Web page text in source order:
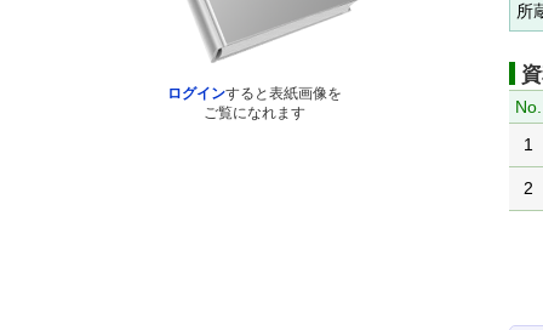
ログインすると表紙画像を
ご覧になれます
所
No.
1
2